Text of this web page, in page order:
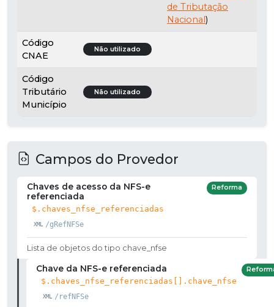
de Tributação
Nacional)
Código
CNAE
Não utilizado
Código
Tributário
Município
Não utilizado
Campos do Provedor
Chaves de acesso da NFS-e
referenciada
$.chaves_nfse_referenciadas
/gRefNFSe
Reforma
Lista de objetos do tipo chave_nfse
Chave da NFS-e referenciada
$.chaves_nfse_referenciadas[].chave_nfse
/refNFSe